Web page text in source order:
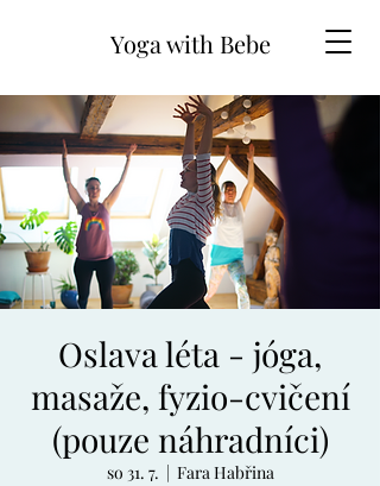
Yoga with Bebe
Oslava léta - jóga,
masaže, fyzio-cvičení
(pouze náhradníci)
so 31. 7.
  |
Fara Habřina